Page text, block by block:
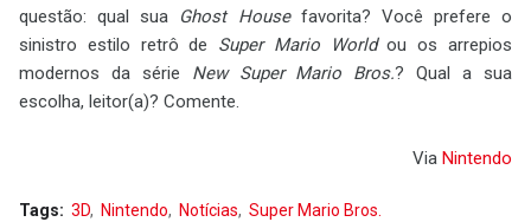
questão: qual sua Ghost Housefavorita? Você prefere o
sinistro estilo retrô de Super Mario Worldou os arrepios
modernos da série New Super Mario Bros.? Qual a sua
escolha, leitor(a)? Comente.
Via Nintendo
Tags: 3D Nintendo Notícias Super Mario Bros.